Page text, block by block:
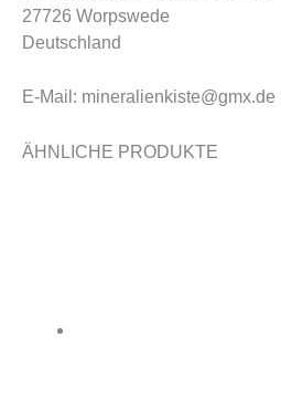
27726 Worpswede
Deutschland
E-Mail: mineralienkiste@gmx.de
ÄHNLICHE PRODUKTE